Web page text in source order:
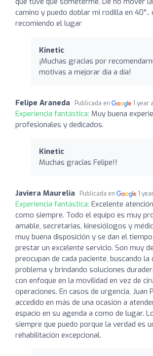
camino y puedo doblar mi rodilla en 40°..
recomiendo el lugar
Kinetic
¡Muchas gracias por
motivas a mejorar día a día!
Felipe Araneda Publicada en 1 year
Experiencia fantástica: Muy buena
profesionales y dedicados.
Kinetic
Muchas gracias Felipe!!
Javiera Maurelia Publicada en 1
Experiencia fantástica: Excelente
como siempre. Todo el equipo es muy
amable, secretarias, kinesiólogos y
muy buena disposición y se dan el
prestar un excelente servicio. Son muy
preocupan de cada paciente, buscando la
problema y brindando soluciones
con enfoque en la movilidad en vez de
operaciones. En casos de urgencia, Juan
accedido en más de una ocasión a
espacio en su agenda a como de lugar.
siempre que puedo porque la verdad es
rehabilitación excepcional.